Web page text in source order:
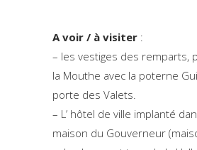
A voir / à visiter :
– les vestiges des remparts,
la Mouthe avec la poterne
porte des Valets.
– L’ hôtel de ville implanté
maison du Gouverneur